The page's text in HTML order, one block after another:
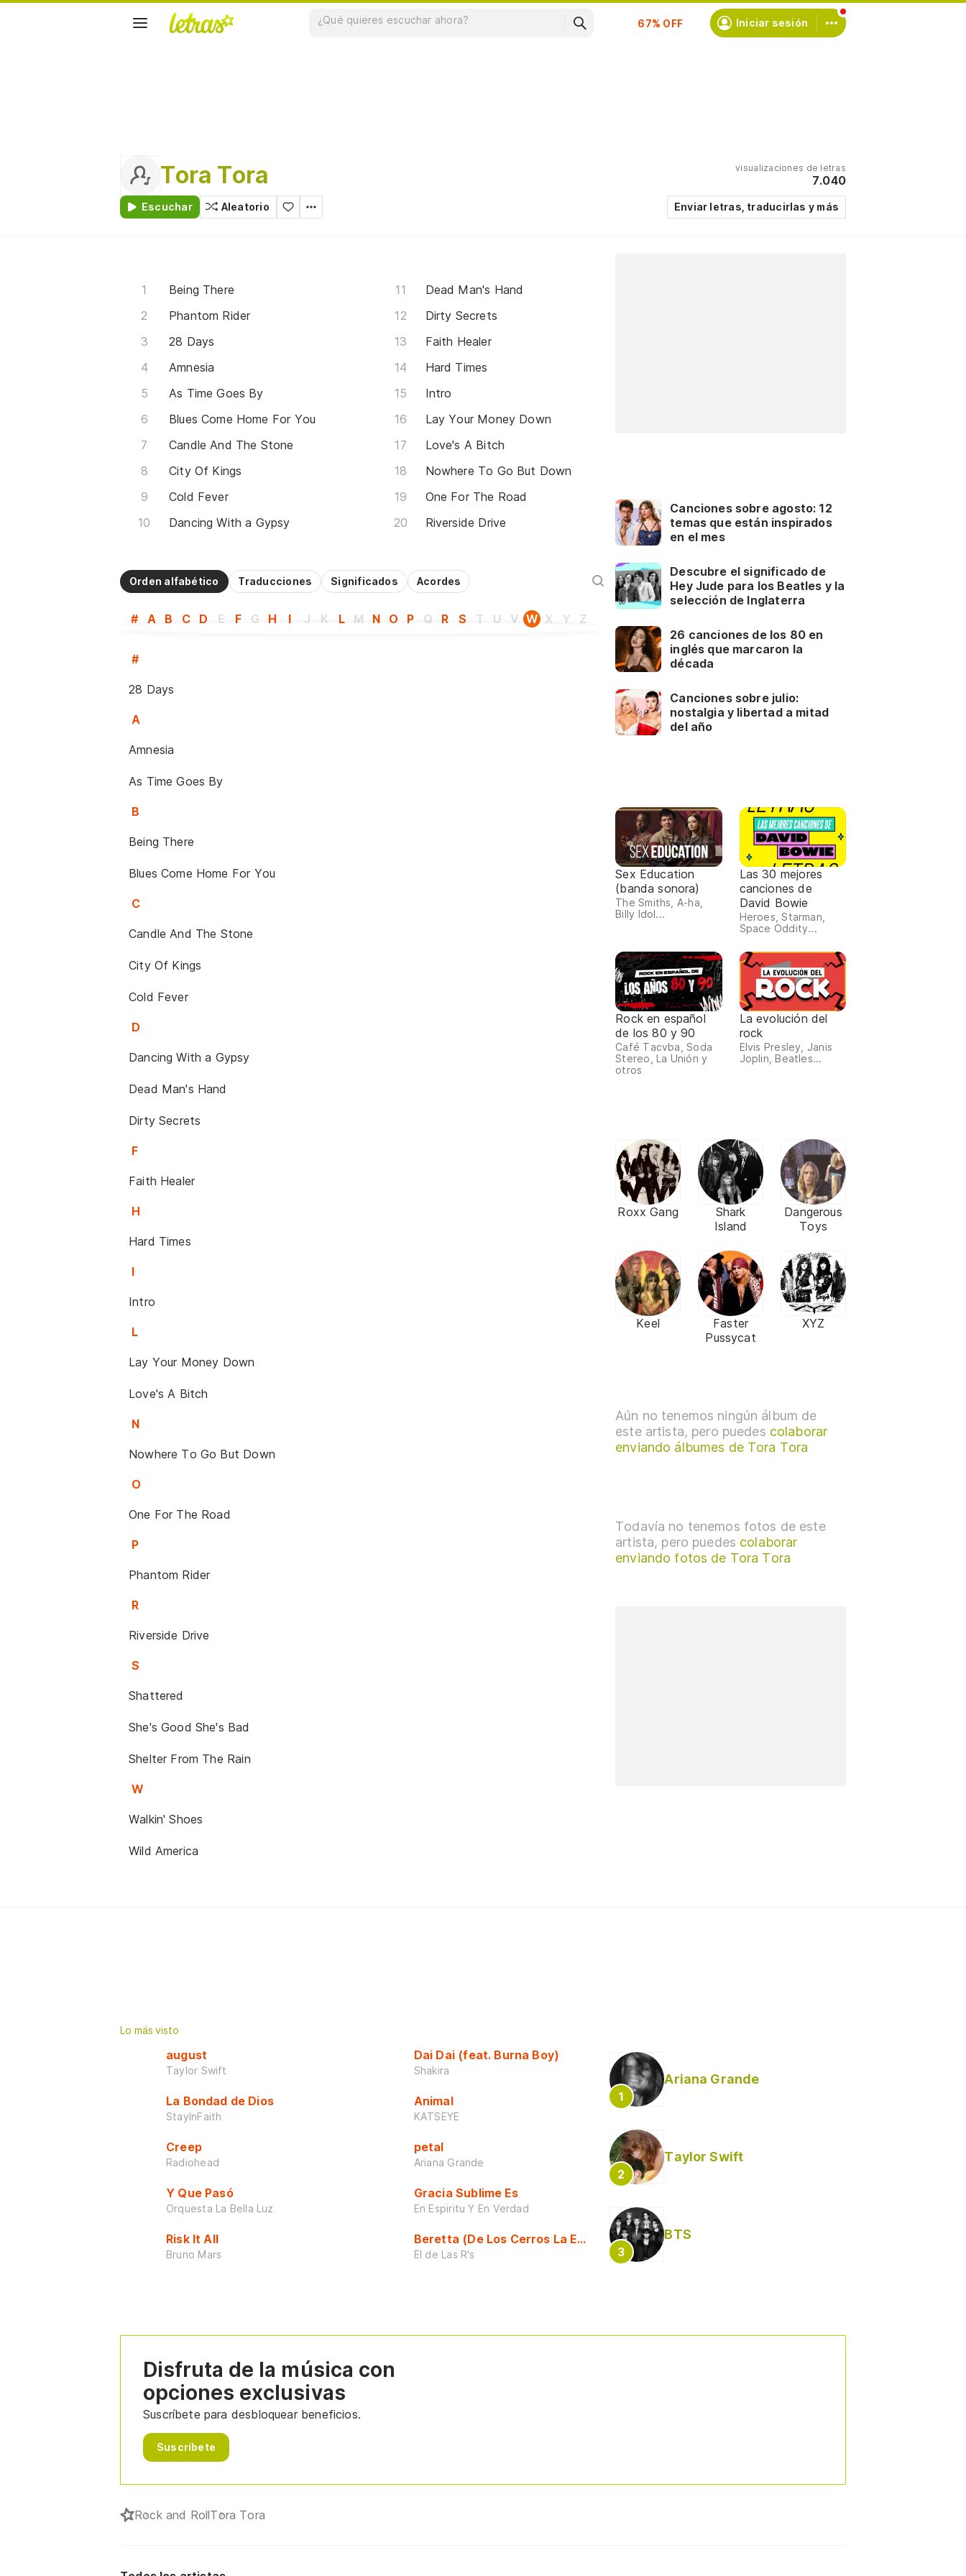
Suscríbete Iniciar sesión
Tora Tora
Escuchar Aleatorio
visualizaciones de letras
7.040
Enviar letras, traducirlas y más
Being There
Phantom Rider
28 Days
Amnesia
As Time Goes By
Blues Come Home For You
Candle And The Stone
City Of Kings
Cold Fever
Dancing With a Gypsy
Dead Man's Hand
Dirty Secrets
Faith Healer
Hard Times
Intro
Lay Your Money Down
Love's A Bitch
Nowhere To Go But Down
One For The Road
Riverside Drive
Orden alfabético Traducciones Significados Acordes
# A B C D E F G H I J K L M N O P Q R S T U V W X Y Z
#
28 Days
A
Amnesia
As Time Goes By
B
Being There
Blues Come Home For You
C
Candle And The Stone
City Of Kings
Cold Fever
D
Dancing With a Gypsy
Dead Man's Hand
Dirty Secrets
F
Faith Healer
H
Hard Times
I
Intro
L
Lay Your Money Down
Love's A Bitch
N
Nowhere To Go But Down
O
One For The Road
P
Phantom Rider
R
Riverside Drive
S
Shattered
She's Good She's Bad
Shelter From The Rain
W
Walkin' Shoes
Wild America
Canciones sobre agosto: 12
temas que están inspirados
en el mes
Descubre el significado de
Hey Jude para los Beatles y la
selección de Inglaterra
26 canciones de los 80 en
inglés que marcaron la
década
Canciones sobre julio:
nostalgia y libertad a mitad
del año
Sex Education
(banda sonora)
The Smiths, A-ha,
Billy Idol...
Las 30 mejores
canciones de
David Bowie
Heroes, Starman,
Space Oddity...
Rock en español
de los 80 y 90
Café Tacvba, Soda
Stereo, La Unión y
otros
La evolución del
rock
Elvis Presley, Janis
Joplin, Beatles...
Roxx Gang
Shark
Island
Dangerous
Toys
Keel
Faster
Pussycat
XYZ
Aún no tenemos ningún álbum de
este artista, pero puedes colaborar
enviando álbumes de Tora Tora
Todavía no tenemos fotos de este
artista, pero puedes colaborar
enviando fotos de Tora Tora
Lo más visto
august
Taylor Swift
La Bondad de Dios
StayInFaith
Creep
Radiohead
Y Que Pasó
Orquesta La Bella Luz
Risk It All
Bruno Mars
Dai Dai (feat. Burna Boy)
Shakira
Animal
KATSEYE
petal
Ariana Grande
Gracia Sublime Es
En Espiritu Y En Verdad
Beretta (De Los Cerros La Escuela)
El de Las R's
Ariana Grande
Taylor Swift
BTS
Disfruta de la música con
opciones exclusivas
Suscríbete para desbloquear beneficios.
Suscríbete
Rock and RollTora Tora